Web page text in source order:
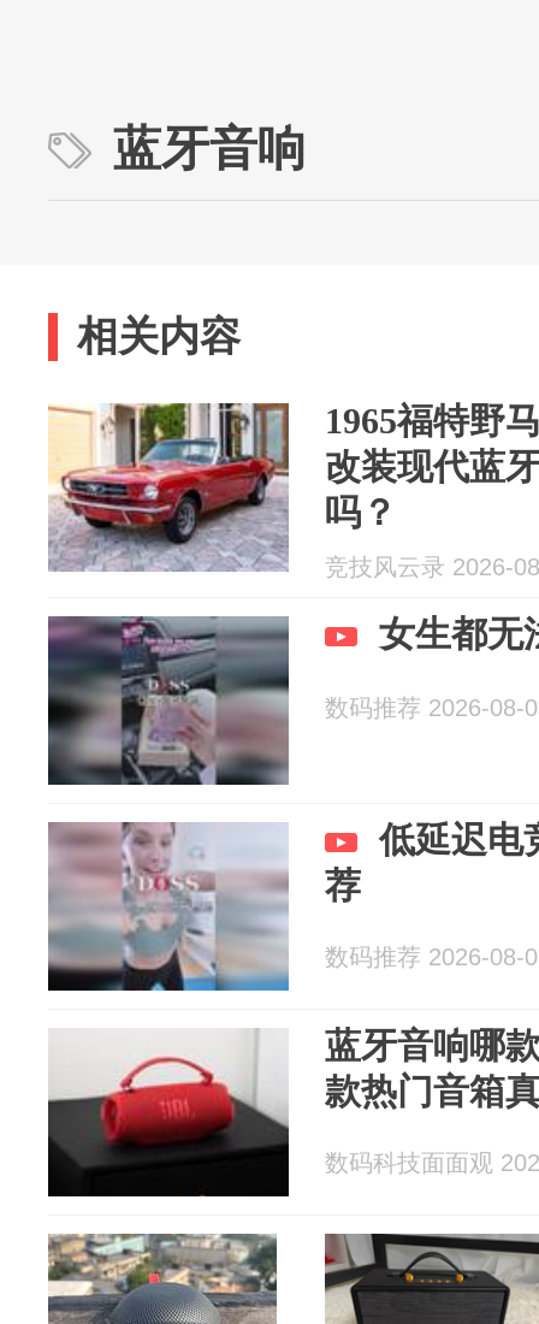
蓝牙音响
相关内容
1965福特野
改装现代蓝
吗？
竞技风云录 2026-
女生都无
数码推荐 2026-08-
低延迟电
荐
数码推荐 2026-08-
蓝牙音响哪
款热门音箱
数码科技面面观